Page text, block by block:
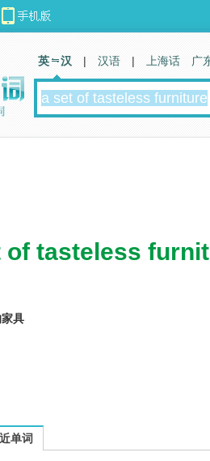
of tasteless
具
furniture的相关资料：
单词
英 汉 | 汉语 | 上海话 广